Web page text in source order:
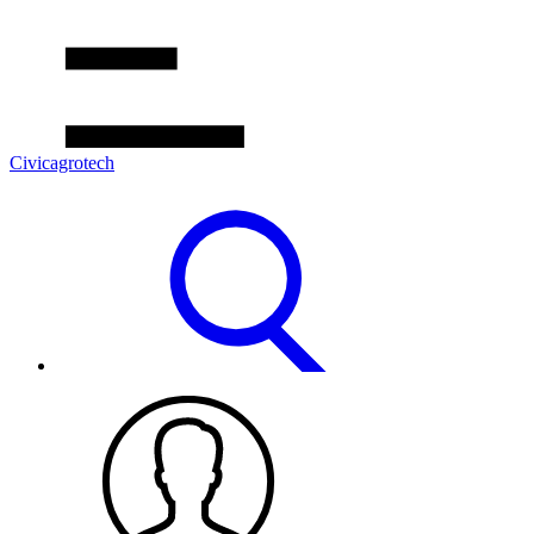
Civicagrotech